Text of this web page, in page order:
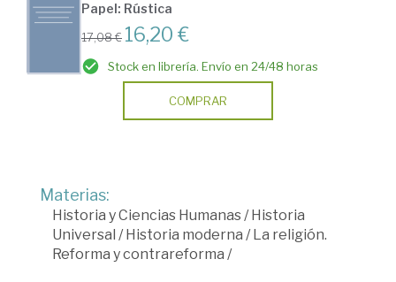
Papel: Rústica
17,08 € 16,20 €
Stock en librería. Envío en 24/48 horas
COMPRAR
Materias:
Historia y Ciencias Humanas/Historia
Universal /Historia moderna /La religión.
Reforma y contrareforma /